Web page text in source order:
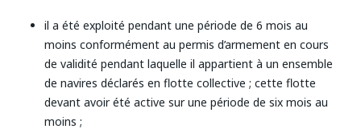
il a été exploité pendant une période de 6 mois au
moins conformément au permis d’armement en cours
de validité pendant laquelle il appartient à un ensemble
de navires déclarés en flotte collective ; cette flotte
devant avoir été active sur une période de six mois au
moins ;